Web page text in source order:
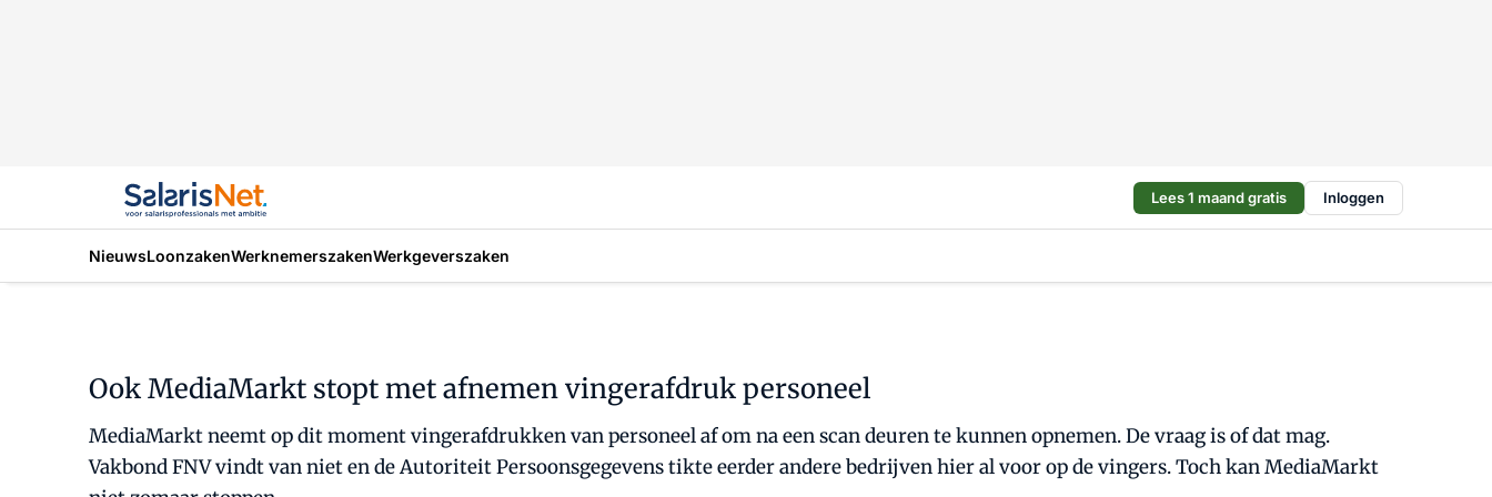
Lees 1 maand gratis Inloggen
NieuwsLoonzakenWerknemerszakenWerkgeverszaken
Ook MediaMarkt stopt met afnemen vingerafdruk personeel
MediaMarkt neemt op dit moment vingerafdrukken van personeel af om na een scan deuren te kunnen opnemen. De vraag is of dat mag.
Vakbond FNV vindt van niet en de Autoriteit Persoonsgegevens tikte eerder andere bedrijven hier al voor op de vingers. Toch kan MediaMarkt